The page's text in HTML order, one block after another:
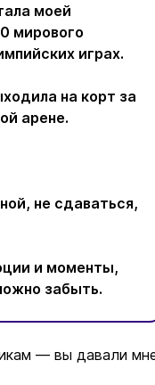
моей
мирового
играх.
на корт за
арене.
не сдаваться,
и моменты,
забыть.
— вы давали